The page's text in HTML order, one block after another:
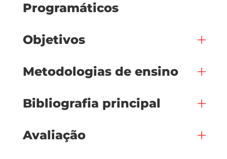
Programáticos
Objetivos
Metodologias de ensino
Bibliografia principal
Avaliação